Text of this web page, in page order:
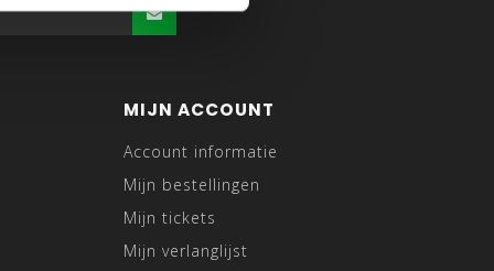
MIJN ACCOUNT
Account informatie
Mijn bestellingen
Mijn tickets
Mijn verlanglijst